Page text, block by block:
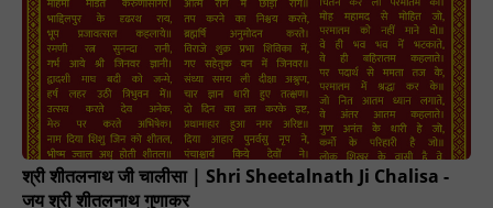
श्री शीतलनाथ जी चालीसा | Shri Sheetalnath Ji Chalisa -
जय श्री शीतलनाथ गुणाकर